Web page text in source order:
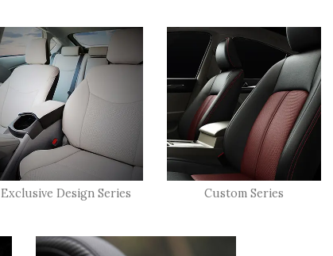
Exclusive Design Series Custom Series